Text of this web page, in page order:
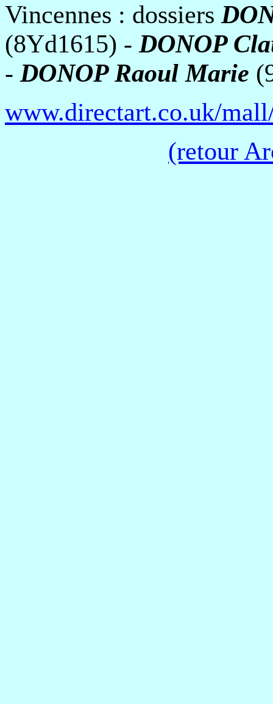
Vincennes : dossiers
(8Yd1615) - DONOP
- DONOP Raoul Marie
www.directart.co.uk/
(retour